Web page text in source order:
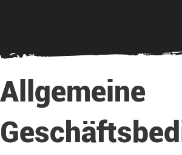
[vc_row][vc_column][vc_column_text]
Allgemeine